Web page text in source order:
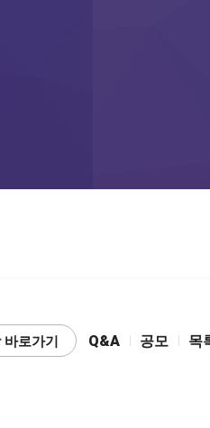
우리사회 수많
바로가기 Q&A 공모 목